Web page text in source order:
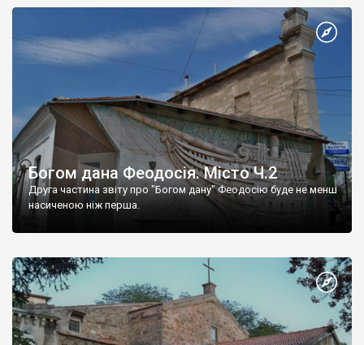
Богом дана Феодосія. Місто Ч.2
Друга частина звіту про "Богом дану" Феодосію буде не менш
насиченою ніж перша.